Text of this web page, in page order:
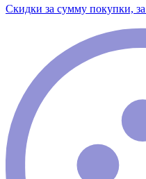
Скидки за сумму покупки,